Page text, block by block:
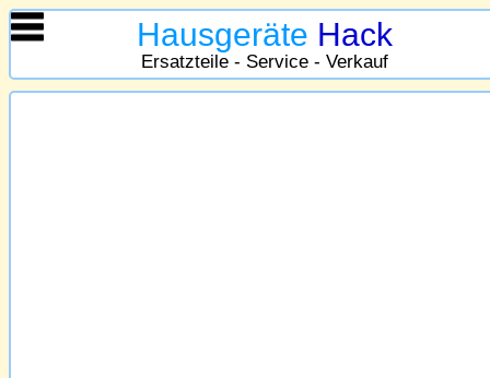
Hausgeräte Hack
Ersatzteile - Service - Verkauf